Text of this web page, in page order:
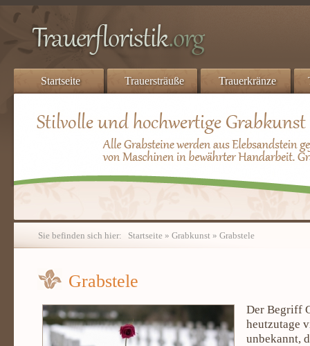
Startseite Trauersträuße Trauerkränze
Sie befinden sich hier: Startseite » Grabkunst » Grabstele
Grabstele
Der Begriff
heutzutage
unbekannt,